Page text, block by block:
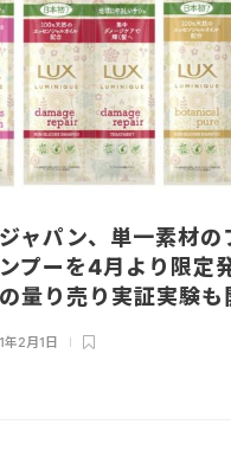
ャパン、単一素材の
プーを4月より限定
量り売り実証実験も
2月1日